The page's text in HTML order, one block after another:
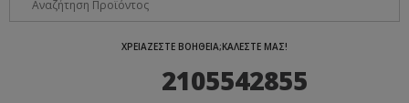
ΧΡΕΙΑΖΕΣΤΕ ΒΟΗΘΕΙΑ;ΚΑΛΕΣΤΕ ΜΑΣ!
2105542855